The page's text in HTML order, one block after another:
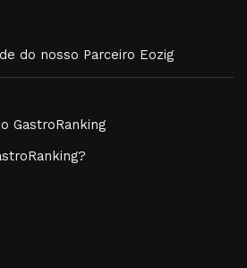
do nosso Parceiro Eozig
GastroRanking